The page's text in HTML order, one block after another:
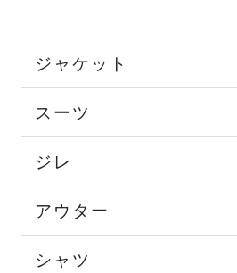
ジャケット
スーツ
ジレ
アウター
シャツ